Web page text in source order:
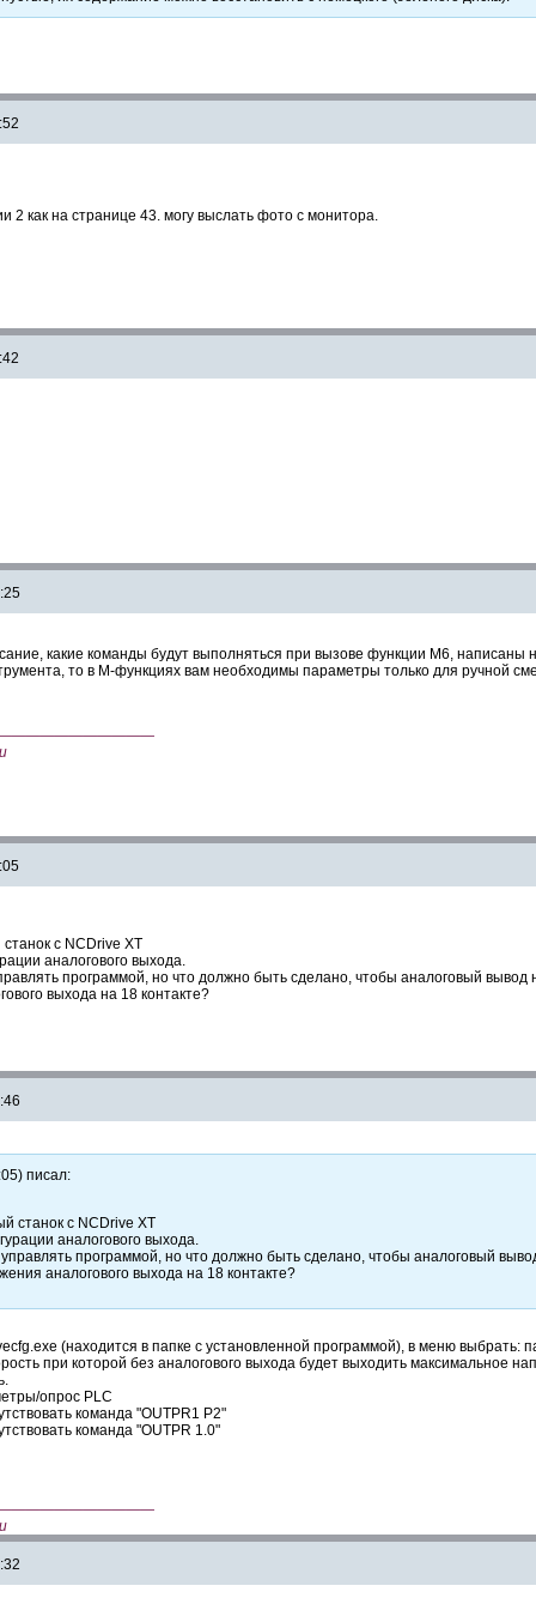
2 как на странице 43. могу выслать фото с монитора.
какие команды будут выполняться при вызове функции М6, написаны на
то в М-функциях вам необходимы параметры только для ручной
с NCDrive XT
аналогового выхода.
программой, но что должно быть сделано, чтобы аналоговый вывод
выхода на 18 контактe?
писал:
станок с NCDrive XT
аналогового выхода.
управлять программой, но что должно быть сделано, чтобы аналоговый
аналогового выхода на 18 контактe?
(находится в папке с установленной программой), в меню выбрать:
при которой без аналогового выхода будет выходить максимальное
опрос PLC
команда "OUTPR1 P2"
команда "OUTPR 1.0"